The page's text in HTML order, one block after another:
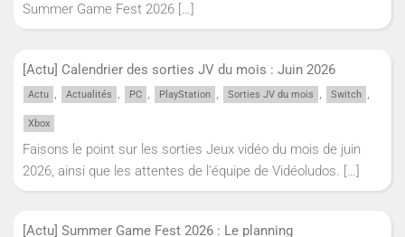
Summer Game Fest 2026 […]
[Actu] Calendrier des sorties JV du mois : Juin 2026
Actu , Actualités , PC , PlayStation , Sorties JV du mois , Switch ,
Xbox
Faisons le point sur les sorties Jeux vidéo du mois de juin
2026, ainsi que les attentes de l'équipe de Vidéoludos. […]
[Actu] Summer Game Fest 2026 : Le planning